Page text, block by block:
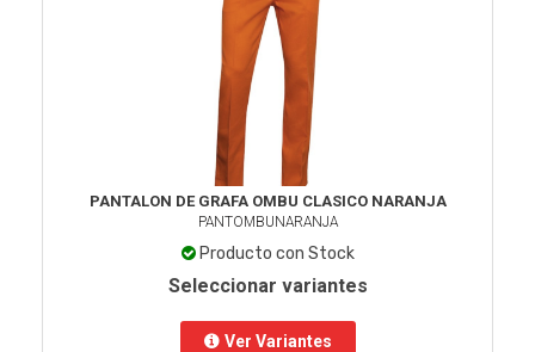
PANTALON DE GRAFA OMBU CLASICO NARANJA
PANTOMBUNARANJA
Producto con Stock
Seleccionar variantes
Ver Variantes